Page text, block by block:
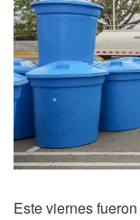
Este viernes